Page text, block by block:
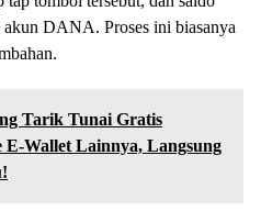
akun DANA. Proses ini biasanya
Tarik Tunai Gratis
Wallet Lainnya, Langsung